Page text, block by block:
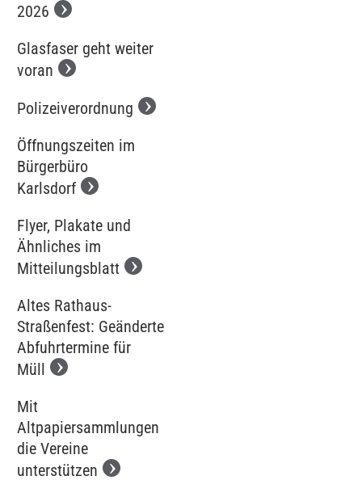
2026
Glasfaser geht weiter
voran
Polizeiverordnung
Öffnungszeiten im
Bürgerbüro
Karlsdorf
Flyer, Plakate und
Ähnliches im
Mitteilungsblatt
Altes Rathaus-
Straßenfest: Geänderte
Abfuhrtermine für
Müll
Mit
Altpapiersammlungen
die Vereine
unterstützen